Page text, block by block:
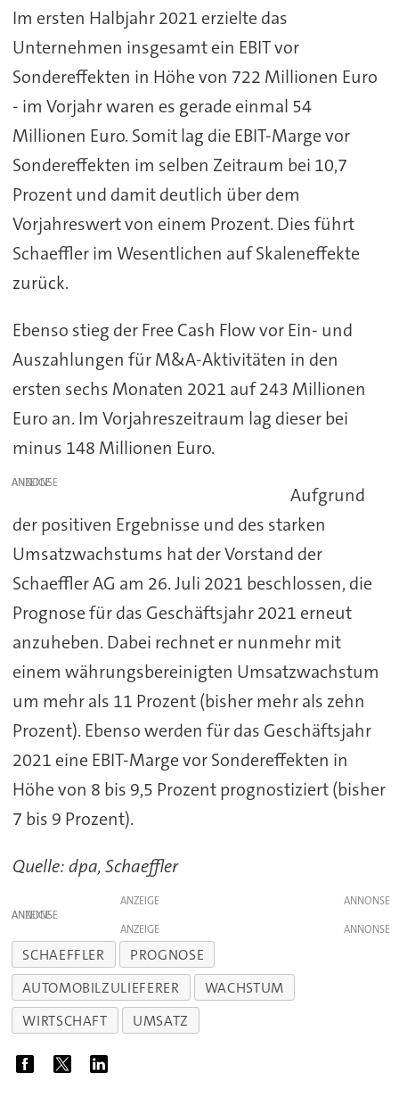
Im ersten Halbjahr 2021 erzielte das
Unternehmen insgesamt ein EBIT vor
Sondereffekten in Höhe von 722 Millionen Euro
- im Vorjahr waren es gerade einmal 54
Millionen Euro. Somit lag die EBIT-Marge vor
Sondereffekten im selben Zeitraum bei 10,7
Prozent und damit deutlich über dem
Vorjahreswert von einem Prozent. Dies führt
Schaeffler im Wesentlichen auf Skaleneffekte
zurück.
Ebenso stieg der Free Cash Flow vor Ein- und
Auszahlungen für M&A-Aktivitäten in den
ersten sechs Monaten 2021 auf 243 Millionen
Euro an. Im Vorjahreszeitraum lag dieser bei
minus 148 Millionen Euro.
ANZEIGE
Aufgrund
der positiven Ergebnisse und des starken
Umsatzwachstums hat der Vorstand der
Schaeffler AG am 26. Juli 2021 beschlossen, die
Prognose für das Geschäftsjahr 2021 erneut
anzuheben. Dabei rechnet er nunmehr mit
einem währungsbereinigten Umsatzwachstum
um mehr als 11 Prozent (bisher mehr als zehn
Prozent). Ebenso werden für das Geschäftsjahr
2021 eine EBIT-Marge vor Sondereffekten in
Höhe von 8 bis 9,5 Prozent prognostiziert (bisher
7 bis 9 Prozent).
Quelle: dpa, Schaeffler
ANZEIGE
ANZEIGE
ANZEIGE
SCHAEFFLER
PROGNOSE
AUTOMOBILZULIEFERER
WACHSTUM
WIRTSCHAFT
UMSATZ